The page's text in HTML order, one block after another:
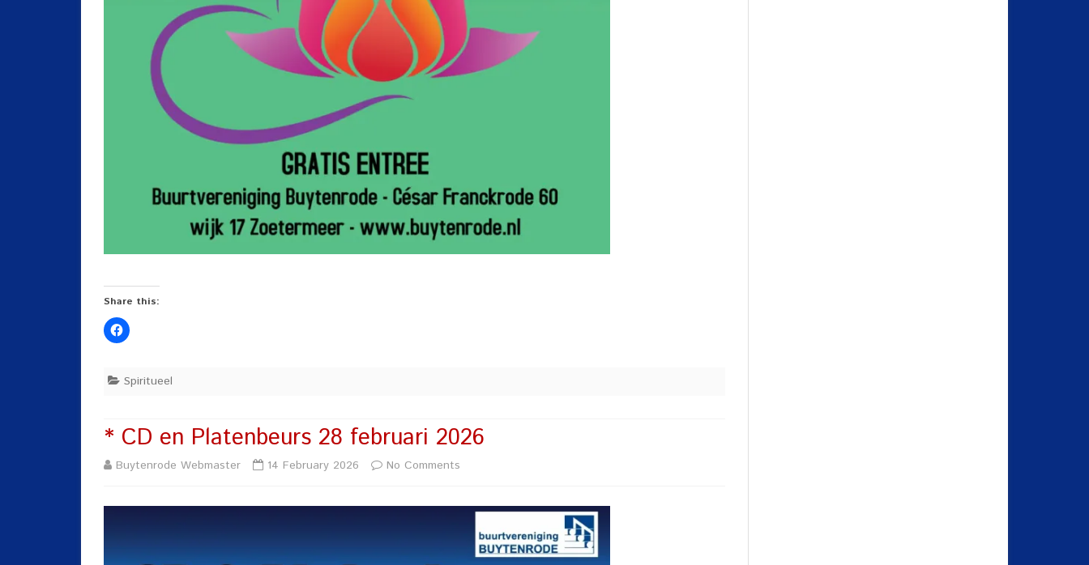
Share this:
Spiritueel
* CD en Platenbeurs 28 februari 2026
Buytenrode Webmaster 14 February 2026 No Comments